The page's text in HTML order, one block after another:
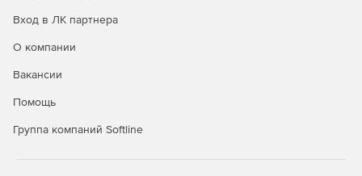
наполнения библиотеки объектами со встроенной
Документирование
Получение 2D-проекции из информационной 3D-модели.
Вход в ЛК партнера
О компании
Вакансии
Помощь
Группа компаний Softline